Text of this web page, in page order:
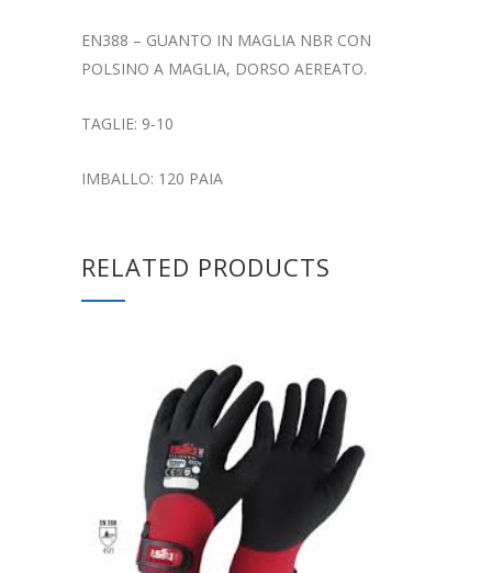
EN388 – GUANTO IN MAGLIA NBR CON
POLSINO A MAGLIA, DORSO AEREATO.
TAGLIE: 9-10
IMBALLO: 120 PAIA
RELATED PRODUCTS